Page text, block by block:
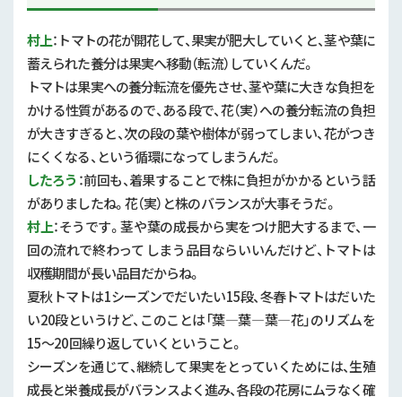
村上：トマトの花が開花して、果実が肥大していくと、茎や葉に
蓄えられた養分は果実へ移動（転流）していくんだ。
トマトは果実への養分転流を優先させ、茎や葉に大きな負担を
かける性質があるので、ある段で、花（実）への養分転流の負担
が大きすぎると、次の段の葉や樹体が弱ってしまい、花がつき
にくくなる、という循環になってしまうんだ。
したろう ：前回も、着果することで株に負担がかかるという話
がありましたね。花（実）と株のバランスが大事そうだ。
村上：そうです。茎や葉の成長から実をつけ肥大するまで、一
回の流れで終わって しまう品目ならいいんだけど、トマトは
収穫期間が長い品目だからね。
夏秋トマトは1シーズンでだいたい15段、冬春トマトはだいた
い20段というけど、このことは「葉―葉―葉―花」のリズムを
15～20回繰り返していくということ。
シーズンを通じて、継続して果実をとっていくためには、生殖
成長と栄養成長がバランスよく進み、各段の花房にムラなく確